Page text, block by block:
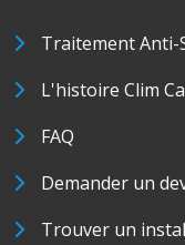
Traitement Anti-
L'histoire Clim
FAQ
Demander un
Trouver un